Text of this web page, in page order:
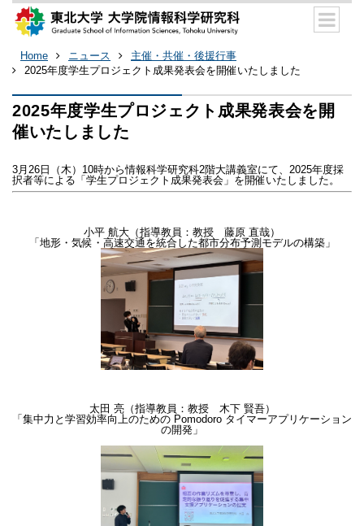
Home ニュース
主催・共催・後援行事
2025年度学生プロジェクト成果発表会を開催いたしました
2025年度学生プロジェクト成果発表会を開
催いたしました
3月26日（木）10時から情報科学研究科2階大講義室にて、2025年度採
択者等による「学生プロジェクト成果発表会」を開催いたしました。
小平 航大（指導教員：教授 藤原 直哉）
「地形・気候・高速交通を統合した都市分布予測モデルの構築」
太田 亮（指導教員：教授 木下 賢吾）
「集中力と学習効率向上のための Pomodoro タイマーアプリケーション
の開発」